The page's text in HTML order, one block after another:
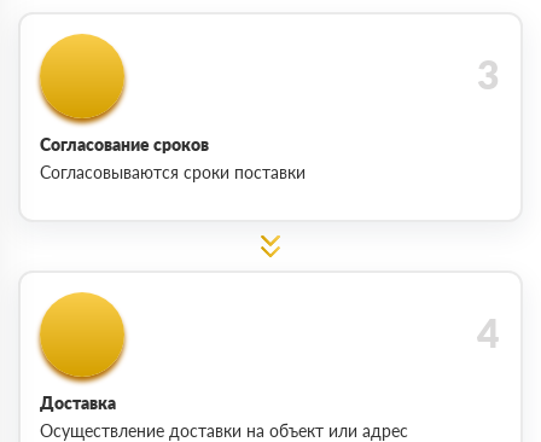
Согласование сроков
Согласовываются сроки поставки
Доставка
Осуществление доставки на объект или адрес